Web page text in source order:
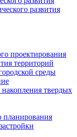
развития
проектирования
территорий
среды
твердых
планирования